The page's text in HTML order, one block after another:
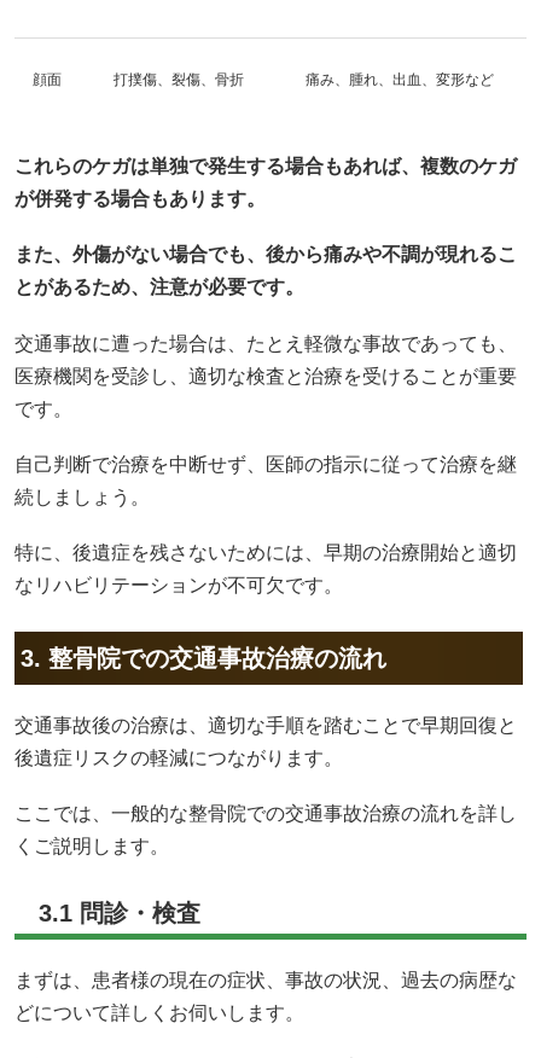
顔面 打撲傷、裂傷、骨折 痛み、腫れ、出血、変形など
これらのケガは単独で発生する場合もあれば、複数のケガ
が併発する場合もあります。
また、外傷がない場合でも、後から痛みや不調が現れるこ
とがあるため、注意が必要です。
交通事故に遭った場合は、たとえ軽微な事故であっても、
医療機関を受診し、適切な検査と治療を受けることが重要
です。
自己判断で治療を中断せず、医師の指示に従って治療を継
続しましょう。
特に、後遺症を残さないためには、早期の治療開始と適切
なリハビリテーションが不可欠です。
3. 整骨院での交通事故治療の流れ
交通事故後の治療は、適切な手順を踏むことで早期回復と
後遺症リスクの軽減につながります。
ここでは、一般的な整骨院での交通事故治療の流れを詳し
くご説明します。
3.1 問診・検査
まずは、患者様の現在の症状、事故の状況、過去の病歴な
どについて詳しくお伺いします。